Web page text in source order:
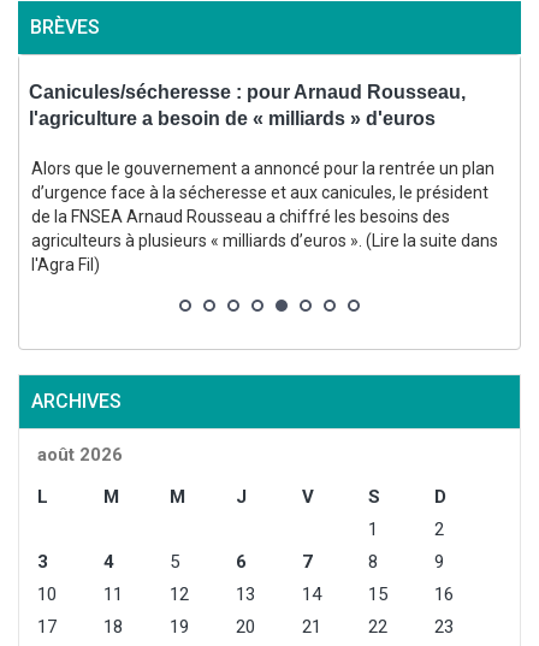
BRÈVES
Canicules/sécheresse : pour Arnaud Rousseau,
l'agriculture a besoin de « milliards » d'euros
Alors que le gouvernement a annoncé pour la rentrée un plan
d’urgence face à la sécheresse et aux canicules, le président
de la FNSEA Arnaud Rousseau a chiffré les besoins des
agriculteurs à plusieurs « milliards d’euros ». (Lire la suite dans
l'Agra Fil)
ARCHIVES
août 2026
L
M M J V S
D
1
2
3
4 5 6 7 8
9
10
11 12 13 14 15
16
17
18 19 20 21 22
23